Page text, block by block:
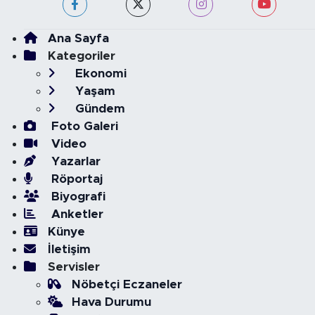
Ana Sayfa
Kategoriler
Ekonomi
Yaşam
Gündem
Foto Galeri
Video
Yazarlar
Röportaj
Biyografi
Anketler
Künye
İletişim
Servisler
Nöbetçi Eczaneler
Hava Durumu